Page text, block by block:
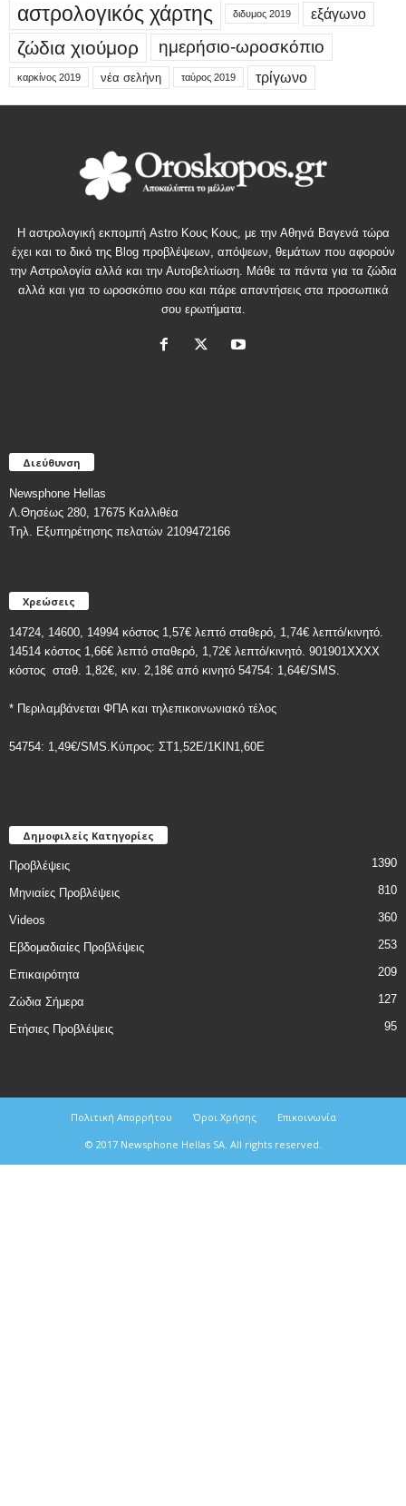
αστρολογικός χάρτης διδυμος 2019 εξάγωνο
ζώδια χιούμορ ημερήσιο-ωροσκόπιο
καρκίνος 2019 νέα σελήνη ταύρος 2019 τρίγωνο
Η αστρολογική εκπομπή Astro Κους Κους, με την Αθηνά Βαγενά τώρα
έχει και το δικό της Blog προβλέψεων, απόψεων, θεμάτων που αφορούν
την Αστρολογία αλλά και την Αυτοβελτίωση. Μάθε τα πάντα για τα ζώδια
αλλά και για το ωροσκόπιο σου και πάρε απαντήσεις στα προσωπικά
σου ερωτήματα.
Διεύθυνση
Newsphone Hellas
Λ.Θησέως 280, 17675 Καλλιθέα
Tηλ. Εξυπηρέτησης πελατών 2109472166
Χρεώσεις
14724, 14600, 14994 κόστος 1,57€ λεπτό σταθερό, 1,74€ λεπτό/κινητό.
14514 κόστος 1,66€ λεπτό σταθερό, 1,72€ λεπτό/κινητό. 901901ΧΧΧΧ
κόστος σταθ. 1,82€, κιν. 2,18€ από κινητό 54754: 1,64€/SMS.
* Περιλαμβάνεται ΦΠΑ και τηλεπικοινωνιακό τέλος
54754: 1,49€/SMS.Κύπρος: ΣT1,52E/1KIN1,60E
Δημοφιλείς Κατηγορίες
Προβλέψεις 1390
Μηνιαίες Προβλέψεις 810
Videos 360
Εβδομαδιαίες Προβλέψεις 253
Επικαιρότητα 209
Ζώδια Σήμερα 127
Ετήσιες Προβλέψεις 95
Πολιτική Απορρήτου Όροι Χρήσης
Επικοινωνία
© 2017 Newsphone Hellas SA. All rights reserved.